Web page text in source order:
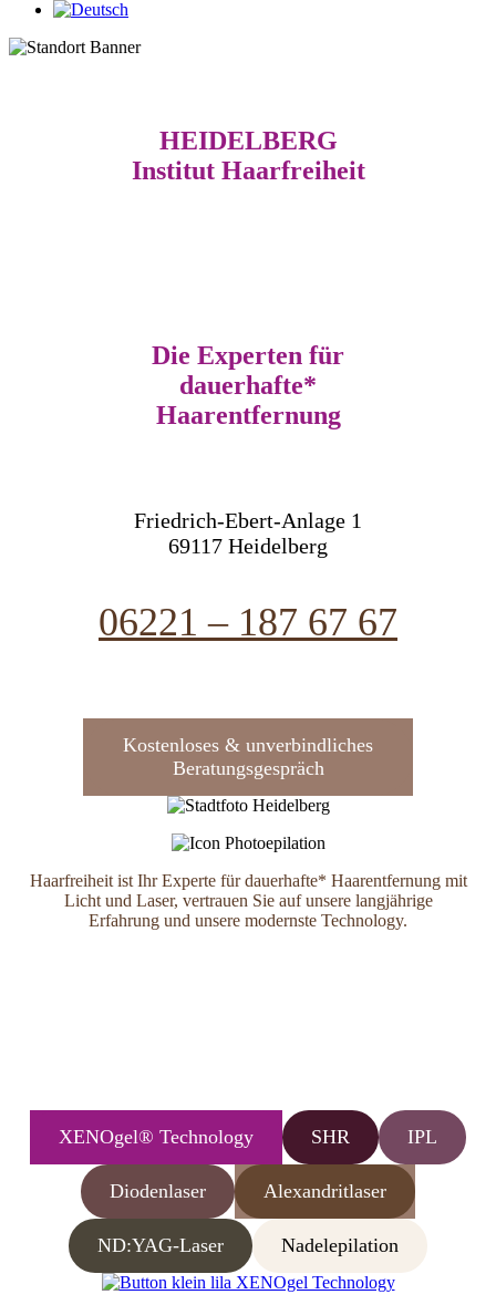
HEIDELBERG
Institut Haarfreiheit
Die Experten für
dauerhafte*
Haarentfernung
Friedrich-Ebert-Anlage 1
69117 Heidelberg
06221 – 187 67 67
Kostenloses & unverbindliches
Beratungsgespräch
Haarfreiheit ist Ihr Experte für dauerhafte* Haarentfernung mit
Licht und Laser, vertrauen Sie auf unsere langjährige
Erfahrung und unsere modernste Technology.
XENOgel® Technology SHR IPL
Diodenlaser Alexandritlaser
ND:YAG-Laser Nadelepilation